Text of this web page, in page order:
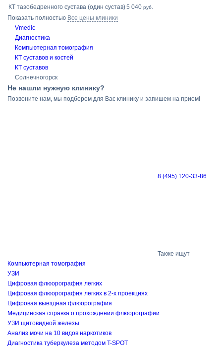
КТ тазобедренного сустава (один сустав)5 040 руб.
Показать полностью Все цены клиники
Vmedic
Диагностика
Компьютерная томография
КТ суставов и костей
КТ суставов
Солнечногорск
Не нашли нужную клинику?
Позвоните нам, мы подберем для Вас клинику и запишем на прием!
8 (495) 120-33-86
Также ищут
Компьютерная томография
УЗИ
Цифровая флюорография легких
Цифровая флюорография легких в 2-х проекциях
Цифровая выездная флюорография
Медицинская справка о прохождении флюорографии
УЗИ щитовидной железы
Анализ мочи на 10 видов наркотиков
Диагностика туберкулеза методом T-SPOT